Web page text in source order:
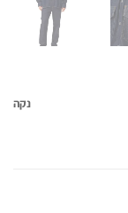
נקה